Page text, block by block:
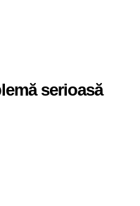
serioasă